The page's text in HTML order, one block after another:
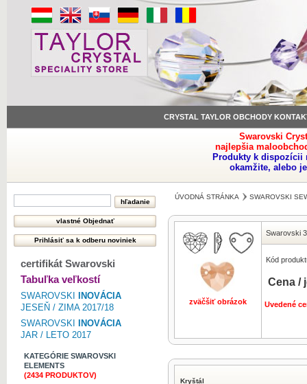
CRYSTAL TAYLOR OBCHODY
Swarovski
najlepšia
Produkty k dispozícii
okamžite, alebo
certifikát Swarovski
Tabuľka veľkostí
SWAROVSKI
INOVÁCIA
JESEŇ / ZIMA 2017/18
SWAROVSKI
INOVÁCIA
JAR / LETO 2017
KATEGÓRIE SWAROVSKI
ELEMENTS
(2434 PRODUKTOV)
ÚVODNÁ STRÁNKA SWAROVSKI
zväčšiť obrázok
Swarovski
Kód
Cena /
Uvedené
Kryštál